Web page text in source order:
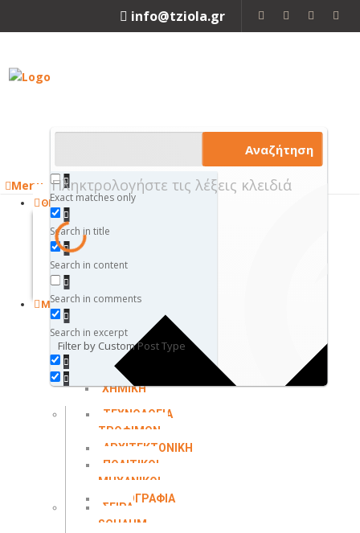
info@tziola.gr
Αναζήτηση
Exact matches only
Search in title
Search in content
Search in comments
Search in excerpt
Filter by Custom Post Type
Menu
ΘΕΤΙΚΕΣ ΕΠΙΣΤΗΜΕΣ
ΦΥΣΙΚΗ
ΒΙΟΛΟΓΙΑ
ΜΗΧΑΝΙΚΗ
ΜΗΧΑΝΟΛΟΓΙΑ
ΗΛΕΚΤΡΟΛΟΓΙΑ
ΜΗΧΑΝΙΚΗ
ΠΕΡΙΒΑΛΛΟΝΤΟΣ
ΧΗΜΙΚΗ
ΤΕΧΝΟΛΟΓΙΑ
ΤΡΟΦΙΜΩΝ
ΑΡΧΙΤΕΚΤΟΝΙΚΗ
ΠΟΛΙΤΙΚΟΙ
ΜΗΧΑΝΙΚΟΙ
ΤΟΠΟΓΡΑΦΙΑ
ΣΕΙΡΑ
SCHAUM